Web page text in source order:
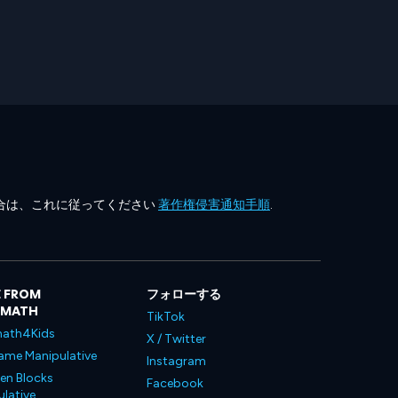
は、これに従ってください著作権侵害通知手順.
FROM
Manipulative
Blocks
フォローする
TikTok
X / Twitter
Instagram
Facebook